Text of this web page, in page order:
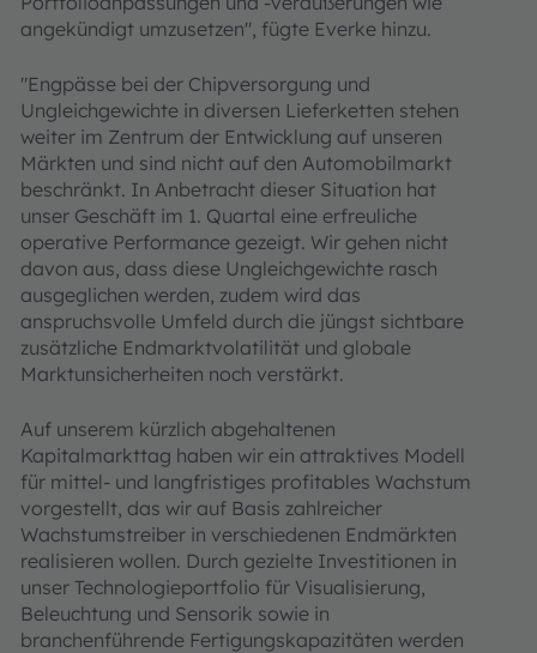
angekündigt umzusetzen", fügte Everke hinzu.
"Engpässe bei der Chipversorgung und
Ungleichgewichte in diversen Lieferketten stehen
weiter im Zentrum der Entwicklung auf unseren
Märkten und sind nicht auf den Automobilmarkt
beschränkt. In Anbetracht dieser Situation hat
unser Geschäft im 1. Quartal eine erfreuliche
operative Performance gezeigt. Wir gehen nicht
davon aus, dass diese Ungleichgewichte rasch
ausgeglichen werden, zudem wird das
anspruchsvolle Umfeld durch die jüngst sichtbare
zusätzliche Endmarktvolatilität und globale
Marktunsicherheiten noch verstärkt.
Auf unserem kürzlich abgehaltenen
Kapitalmarkttag haben wir ein attraktives Modell
für mittel- und langfristiges profitables Wachstum
vorgestellt, das wir auf Basis zahlreicher
Wachstumstreiber in verschiedenen Endmärkten
realisieren wollen. Durch gezielte Investitionen in
unser Technologieportfolio für Visualisierung,
Beleuchtung und Sensorik sowie in
branchenführende Fertigungskapazitäten werden